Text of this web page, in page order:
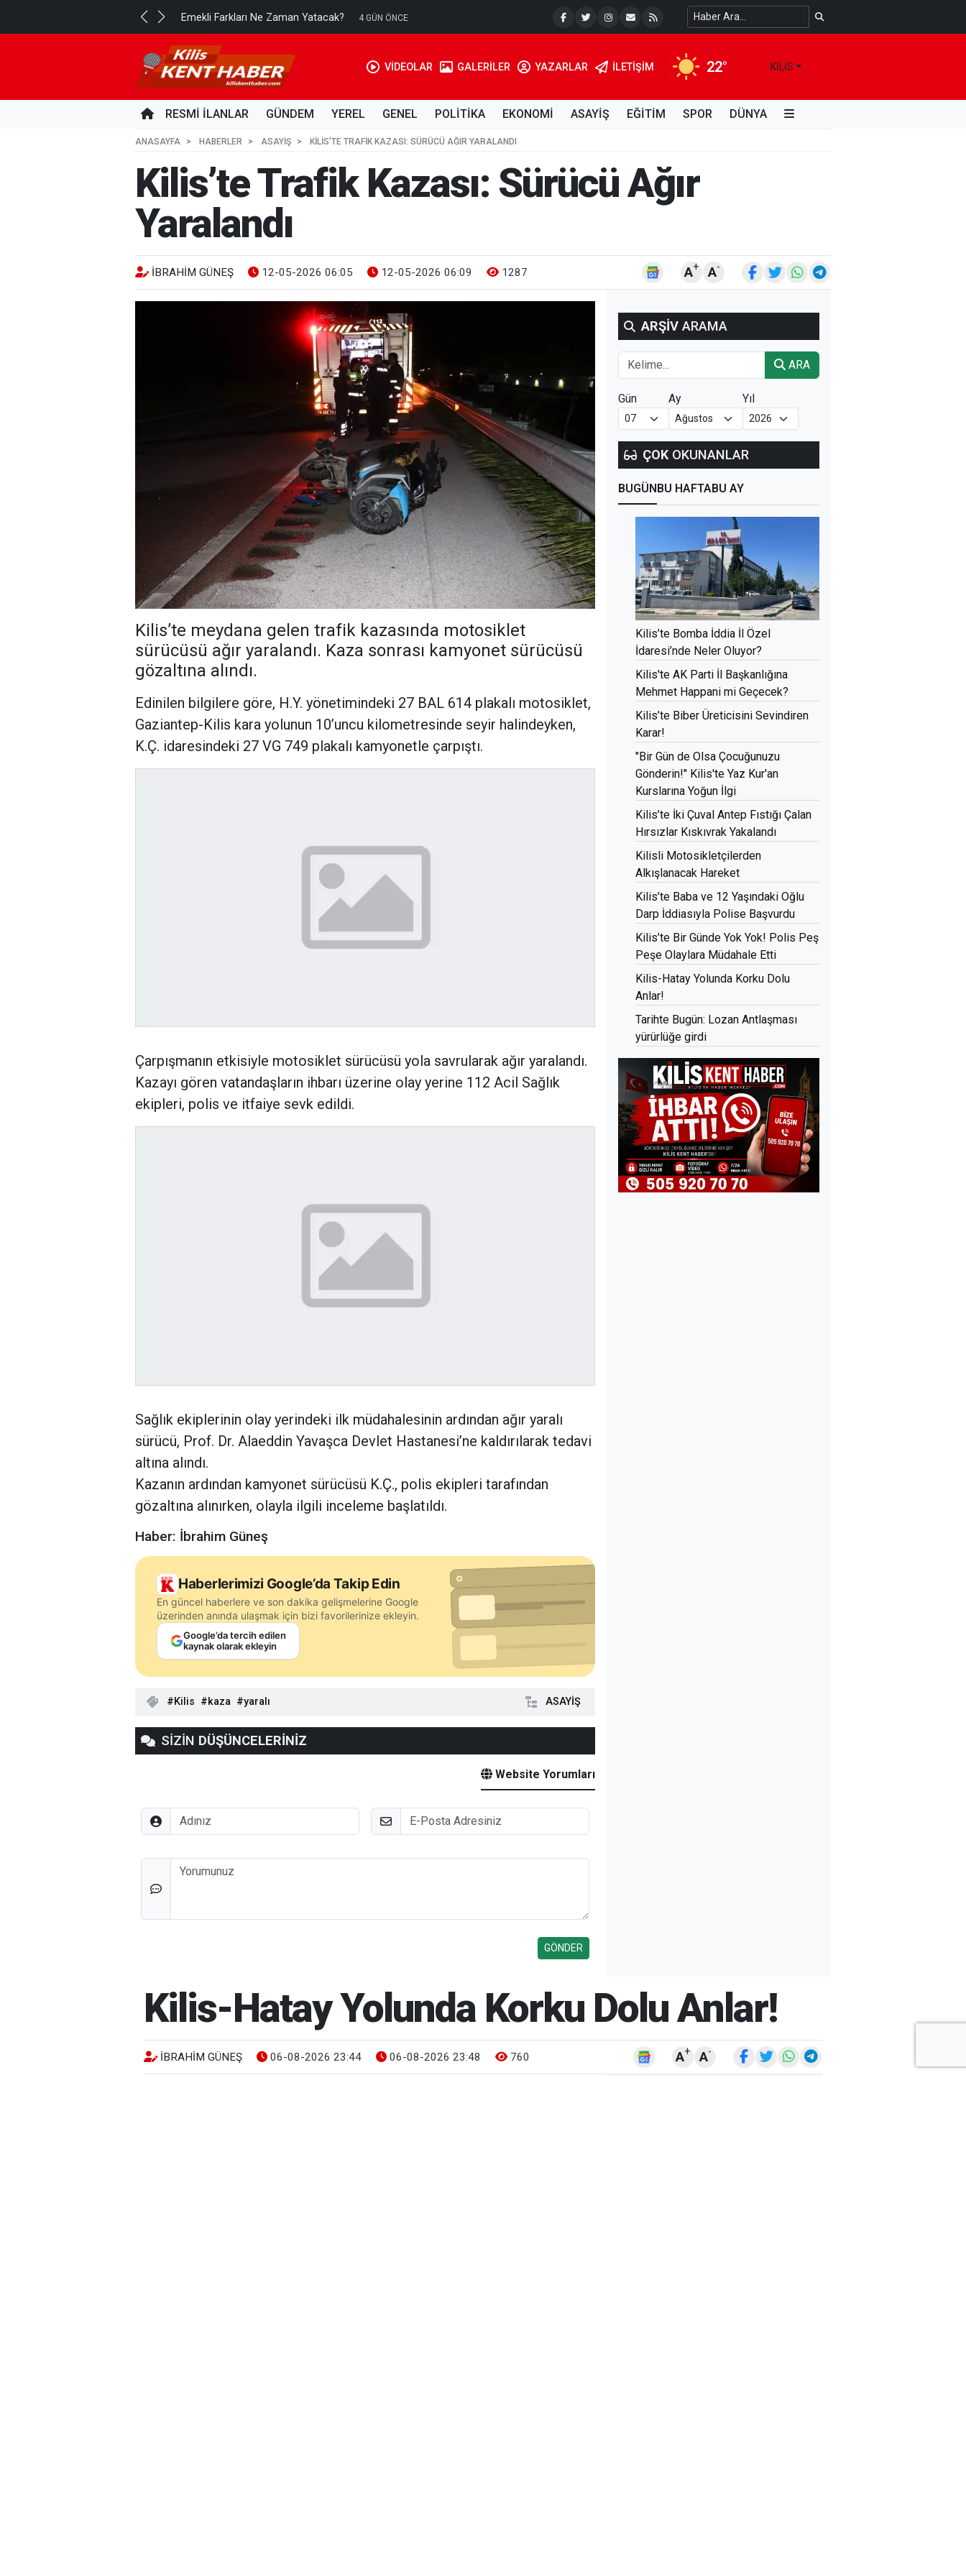
Emekli Farkları Ne Zaman Yatacak? 4 GÜN ÖNCE Su Kuyusu Temiz Suya Erişimde Kalıcı Bir Çözüm
VİDEOLAR GALERİLER YAZARLAR İLETIŞIM 22° KILIS
RESMİ İLANLAR GÜNDEM YEREL GENEL POLİTİKA EKONOMİ ASAYİŞ EĞİTİM SPOR DÜNYA
ANASAYFA HABERLER ASAYİŞ KILIS’TE TRAFIK KAZASI: SÜRÜCÜ AĞIR YARALANDI
Kilis’te Trafik Kazası: Sürücü Ağır
Yaralandı
İBRAHIM GÜNEŞ 12-05-2026 06:05 12-05-2026 06:09 1287 A+ A-
Kilis’te meydana gelen trafik kazasında motosiklet
sürücüsü ağır yaralandı. Kaza sonrası kamyonet sürücüsü
gözaltına alındı.
Edinilen bilgilere göre, H.Y. yönetimindeki 27 BAL 614 plakalı motosiklet,
Gaziantep-Kilis kara yolunun 10’uncu kilometresinde seyir halindeyken,
K.Ç. idaresindeki 27 VG 749 plakalı kamyonetle çarpıştı.
Çarpışmanın etkisiyle motosiklet sürücüsü yola savrularak ağır yaralandı.
Kazayı gören vatandaşların ihbarı üzerine olay yerine 112 Acil Sağlık
ekipleri, polis ve itfaiye sevk edildi.
Sağlık ekiplerinin olay yerindeki ilk müdahalesinin ardından ağır yaralı
sürücü, Prof. Dr. Alaeddin Yavaşca Devlet Hastanesi’ne kaldırılarak tedavi
altına alındı.
Kazanın ardından kamyonet sürücüsü K.Ç., polis ekipleri tarafından
gözaltına alınırken, olayla ilgili inceleme başlatıldı.
Haber: İbrahim Güneş
Haberlerimizi Google’da Takip Edin
En güncel haberlere ve son dakika gelişmelerine Google
üzerinden anında ulaşmak için bizi favorilerinize ekleyin.
Google’da tercih edilen
kaynak olarak ekleyin
Kilis kaza yaralı ASAYİŞ
SİZİN DÜŞÜNCELERİNİZ
Website Yorumları
Adınız E-Posta
Düşünceleriniz
ARŞİV ARAMA
ARA
Gün Ay Yıl
ÇOK OKUNANLAR
BUGÜNBU HAFTABU AY
Kilis’te Bomba İddia İl Özel
İdaresi’nde Neler Oluyor?
Kilis'te AK Parti İl Başkanlığına
Mehmet Happani mi Geçecek?
Kilis’te Biber Üreticisini Sevindiren
Karar!
"Bir Gün de Olsa Çocuğunuzu
Gönderin!" Kilis'te Yaz Kur'an
Kurslarına Yoğun İlgi
Kilis’te İki Çuval Antep Fıstığı Çalan
Hırsızlar Kıskıvrak Yakalandı
Kilisli Motosikletçilerden
Alkışlanacak Hareket
Kilis’te Baba ve 12 Yaşındaki Oğlu
Darp İddiasıyla Polise Başvurdu
Kilis’te Bir Günde Yok Yok! Polis Peş
Peşe Olaylara Müdahale Etti
Kilis-Hatay Yolunda Korku Dolu
Anlar!
Tarihte Bugün: Lozan Antlaşması
yürürlüğe girdi
Kilis-Hatay Yolunda Korku Dolu Anlar!
İBRAHIM GÜNEŞ 06-08-2026 23:44 06-08-2026 23:48 760 A+ A-